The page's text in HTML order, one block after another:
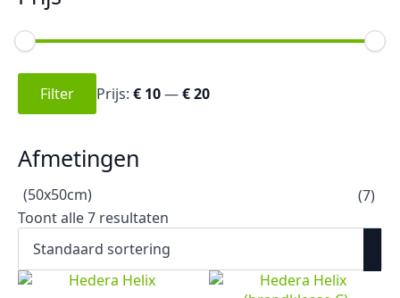
Min.
prijs
Max.
prijsFilter Prijs: € 10—€ 20
Afmetingen
(50x50cm)
(7)
Toont alle 7 resultaten